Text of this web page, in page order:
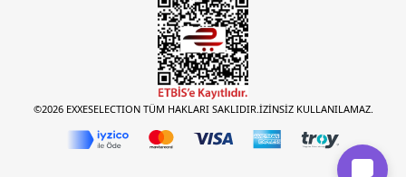
©2026 EXXESELECTION TÜM HAKLARI SAKLIDIR.İZİNSİZ KULLANILAMAZ.